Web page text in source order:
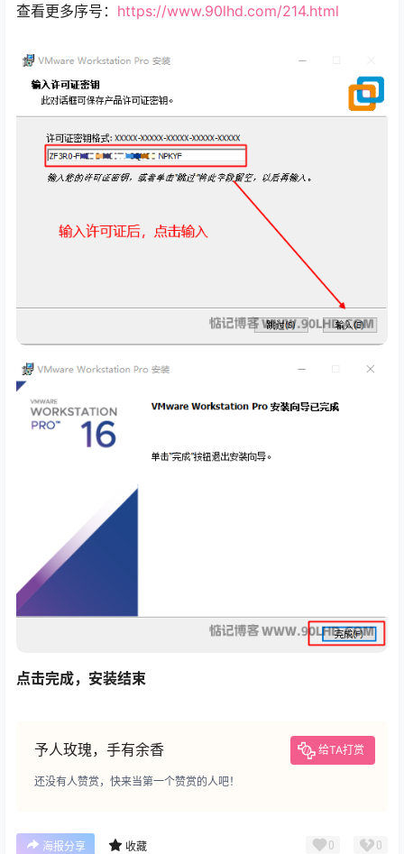
查看更多序号： https://www.90lhd.com/214.html
点击完成，安装结束
予人玫瑰，手有余香 给TA打赏
还没有人赞赏，快来当第一个赞赏的人吧！
海报分享 收藏 0 0